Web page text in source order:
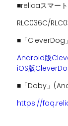
■relicaスマー
RLC036C/
■「CleverDog
Android版
iOS版
■「Doby」
https://